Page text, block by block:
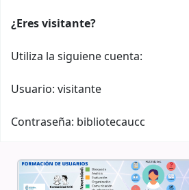
¿Eres visitante?
Utiliza la siguiene cuenta:
Usuario: visitante
Contraseña: bibliotecaucc